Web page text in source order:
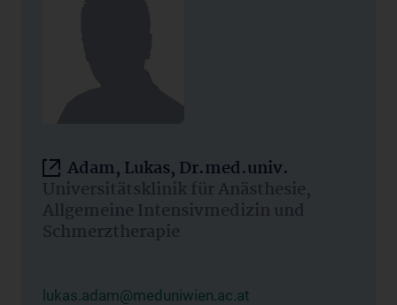
Adam, Lukas, Dr.med.univ.
Universitätsklinik für Anästhesie,
Allgemeine Intensivmedizin und
Schmerztherapie
lukas.adam@meduniwien.ac.at